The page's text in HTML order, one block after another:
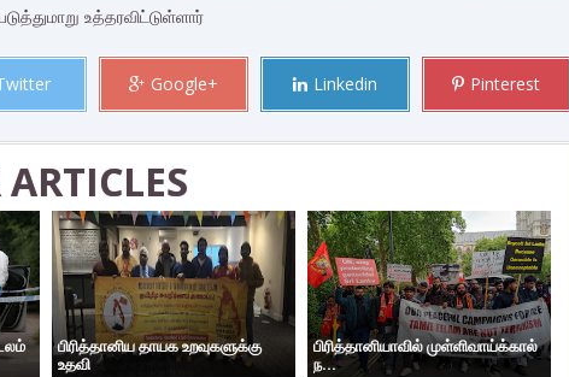
உத்தரவிட்டுள்ளார்
Google+ Linkedin Pinterest
பிரித்தானிய தாயக உறவுகளுக்கு
உதவி
பிரித்தானியாவில் முள்ளிவாய்க்கால்
ந...